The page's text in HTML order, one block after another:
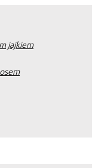
jajkiem